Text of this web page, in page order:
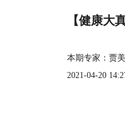
【健康大
本期专家：贾
2021-04-20